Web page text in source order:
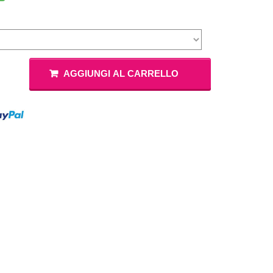
Carosello
Patrol
Rosa
Blu
Compleanno 8 Anni
Compleanno 9 Anni
Costumi Gladiatore
AGGIUNGI AL CARRELLO